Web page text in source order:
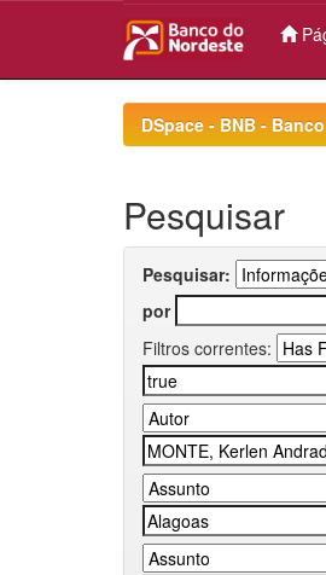
DSpace - BNB -
Pesquisar
Pesquisar:
por
Filtros correntes: